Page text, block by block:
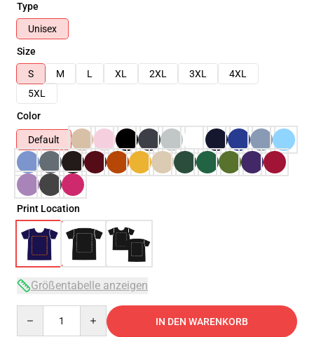
Type
Unisex
Size
S
M L XL 2XL 3XL
4XL
5XL
Color
Default
Print Location
Größentabelle anzeigen
IN DEN WARENKORB